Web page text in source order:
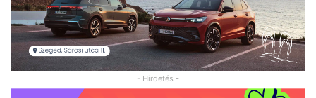
- Hirdetés -